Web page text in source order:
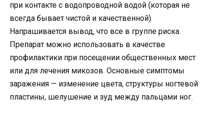
при контакте с водопроводной водой (которая не
всегда бывает чистой и качественной).
Напрашивается вывод, что все в группе риска.
Препарат можно использовать в качестве
профилактики при посещении общественных мест
или для лечения микозов. Основные симптомы
заражения — изменение цвета, структуры ногтевой
пластины, шелушение и зуд между пальцами ног.